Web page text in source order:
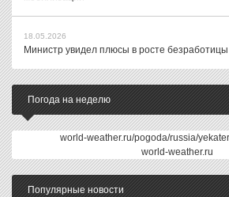
18.05.2026
Министр увидел плюсы в росте безработицы
Погода на неделю
world-weather.ru/pogoda/russia/
world-weather.ru
Популярные новости